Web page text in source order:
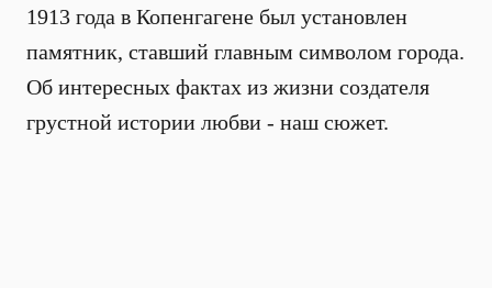
1913 года в Копенгагене был установлен
памятник, ставший главным символом города.
Об интересных фактах из жизни создателя
грустной истории любви - наш сюжет.